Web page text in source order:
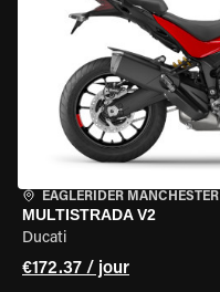
EAGLERIDER MANCHESTER
MULTISTRADA V2
Ducati
€172.37 / jour